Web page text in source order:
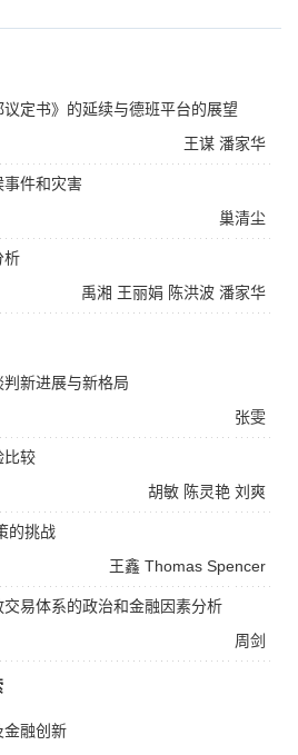
潘家华
王谋
定书》的延续与德班平台的展望
巢清尘
事件和灾害
潘家华
陈洪波
王丽娟
禹湘
析
张雯
判新进展与新格局
刘爽
陈灵艳
胡敏
比较
Thomas Spencer
王鑫
的挑战
周剑
易体系的政治和金融因素分析
金融创新